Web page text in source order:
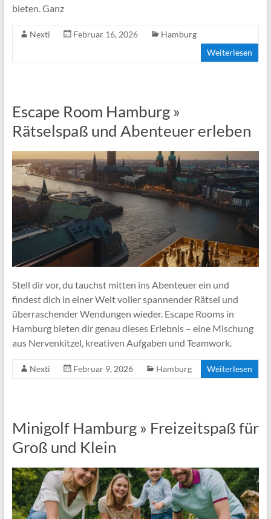
bieten. Ganz
Nexti Februar 16, 2026
Hamburg
Weiterlesen
Escape Room Hamburg »
Rätselspaß und Abenteuer erleben
Stell dir vor, du tauchst mitten ins Abenteuer ein und
findest dich in einer Welt voller spannender Rätsel und
überraschender Wendungen wieder. Escape Rooms in
Hamburg bieten dir genau dieses Erlebnis – eine Mischung
aus Nervenkitzel, kreativen Aufgaben und Teamwork.
Nexti Februar 9, 2026 Hamburg Weiterlesen
Minigolf Hamburg » Freizeitspaß für
Groß und Klein